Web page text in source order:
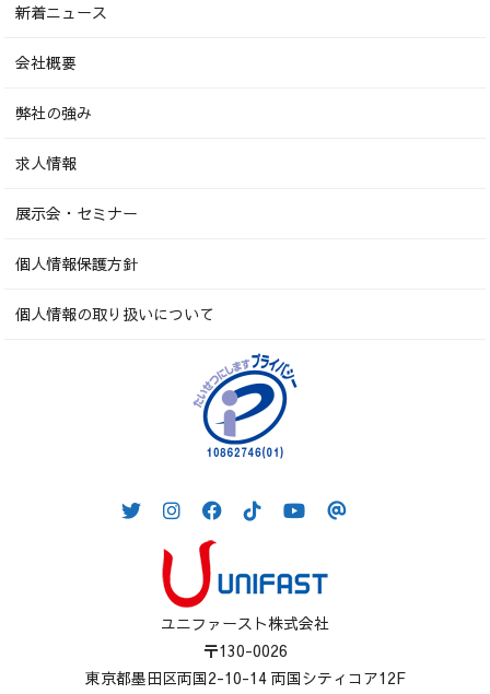
新着ニュース
会社概要
弊社の強み
求人情報
展示会・セミナー
個人情報保護方針
個人情報の取り扱いについて
ユニファースト株式会社
〒130-0026
東京都墨田区両国2-10-14 両国シティコア12F